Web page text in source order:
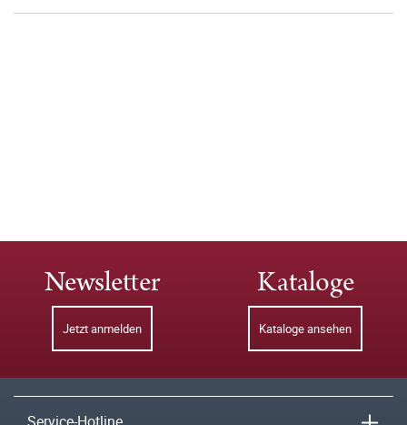
Newsletter
Jetzt anmelden
Kataloge
Kataloge ansehen